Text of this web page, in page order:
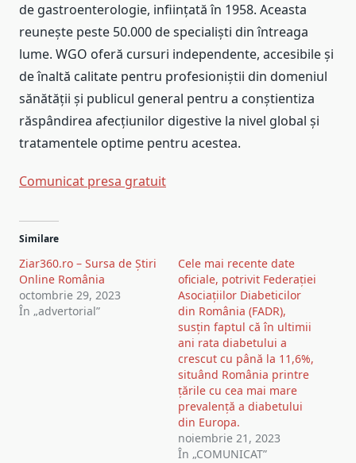
de gastroenterologie, inființată în 1958. Aceasta
reunește peste 50.000 de specialiști din întreaga
lume. WGO oferă cursuri independente, accesibile şi
de înaltă calitate pentru profesioniştii din domeniul
sănătăţii şi publicul general pentru a conştientiza
răspândirea afecţiunilor digestive la nivel global şi
tratamentele optime pentru acestea.
Post
navigation
Comunicat presa gratuit
Similare
Ziar360.ro – Sursa de Știri
Online România
octombrie 29, 2023
În „advertorial”
Cele mai recente date
oficiale, potrivit Federației
Asociațiilor Diabeticilor
din România (FADR),
susțin faptul că în ultimii
ani rata diabetului a
crescut cu până la 11,6%,
situând România printre
țările cu cea mai mare
prevalență a diabetului
din Europa.
noiembrie 21, 2023
În „COMUNICAT”